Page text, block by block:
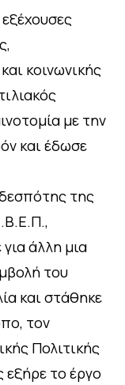
κοινωνικής
με την
και έδωσε
της
άλλη μια
του
και στάθηκε
τον
Πολιτικής
εξήρε το έργο